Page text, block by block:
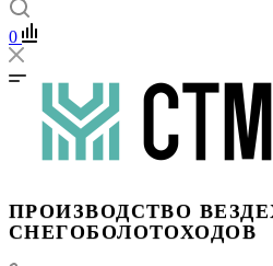
0
ПРОИЗВОДСТВО
СНЕГОБОЛОТОХОДОВ